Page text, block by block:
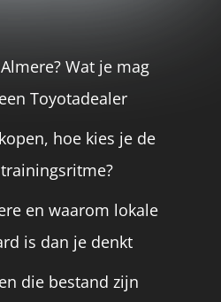
Wat je mag
Toyotadealer
hoe kies je de
en waarom lokale
is dan je denkt
die bestand zijn